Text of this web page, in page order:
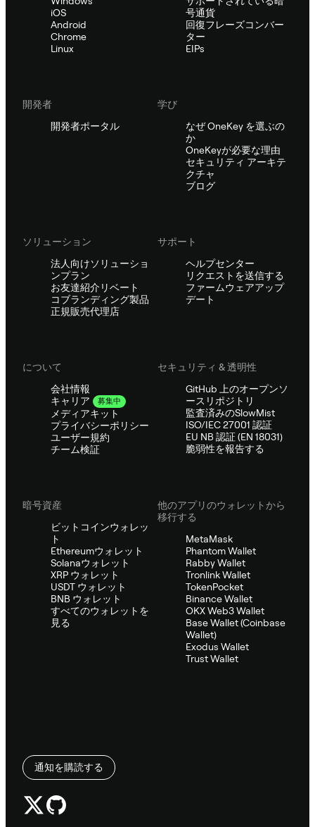
iOS
Android
Chrome
Linux
号通貨
回復フレーズコンバー
ター
EIPs
開発者
開発者ポータル
学び
なぜ OneKey を選ぶの
か
OneKeyが必要な理由
セキュリティ アーキテ
クチャ
ブログ
ソリューション
法人向けソリューショ
ンプラン
お友達紹介リベート
コブランディング製品
正規販売代理店
サポート
ヘルプセンター
リクエストを送信する
ファームウェアアップ
デート
について
会社情報
キャリア
募集中
メディアキット
プライバシーポリシー
ユーザー規約
チーム検証
セキュリティ & 透明性
GitHub 上のオープンソ
ースリポジトリ
監査済みのSlowMist
ISO/IEC 27001 認証
EU NB 認証 (EN 18031)
脆弱性を報告する
暗号資産
ビットコインウォレッ
ト
Ethereumウォレット
Solanaウォレット
XRP ウォレット
USDT ウォレット
BNB ウォレット
すべてのウォレットを
見る
他のアプリのウォレットから
移行する
MetaMask
Phantom Wallet
Rabby Wallet
Tronlink Wallet
TokenPocket
Binance Wallet
OKX Web3 Wallet
Base Wallet (Coinbase
Wallet)
Exodus Wallet
Trust Wallet
通知を購読する